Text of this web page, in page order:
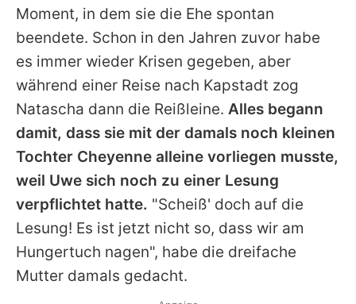
Redaktionelle Richtlinien
Impressum
Datenschutzerklärung
Utiq verwalten
Moment, in dem sie die Ehe spontan
beendete. Schon in den Jahren zuvor habe
es immer wieder Krisen gegeben, aber
während einer Reise nach Kapstadt zog
Natascha dann die Reißleine. Alles begann
damit, dass sie mit der damals noch kleinen
Tochter Cheyenne alleine vorliegen musste,
weil Uwe sich noch zu einer Lesung
verpflichtet hatte. "Scheiß' doch auf die
Lesung! Es ist jetzt nicht so, dass wir am
Hungertuch nagen", habe die dreifache
Mutter damals gedacht.